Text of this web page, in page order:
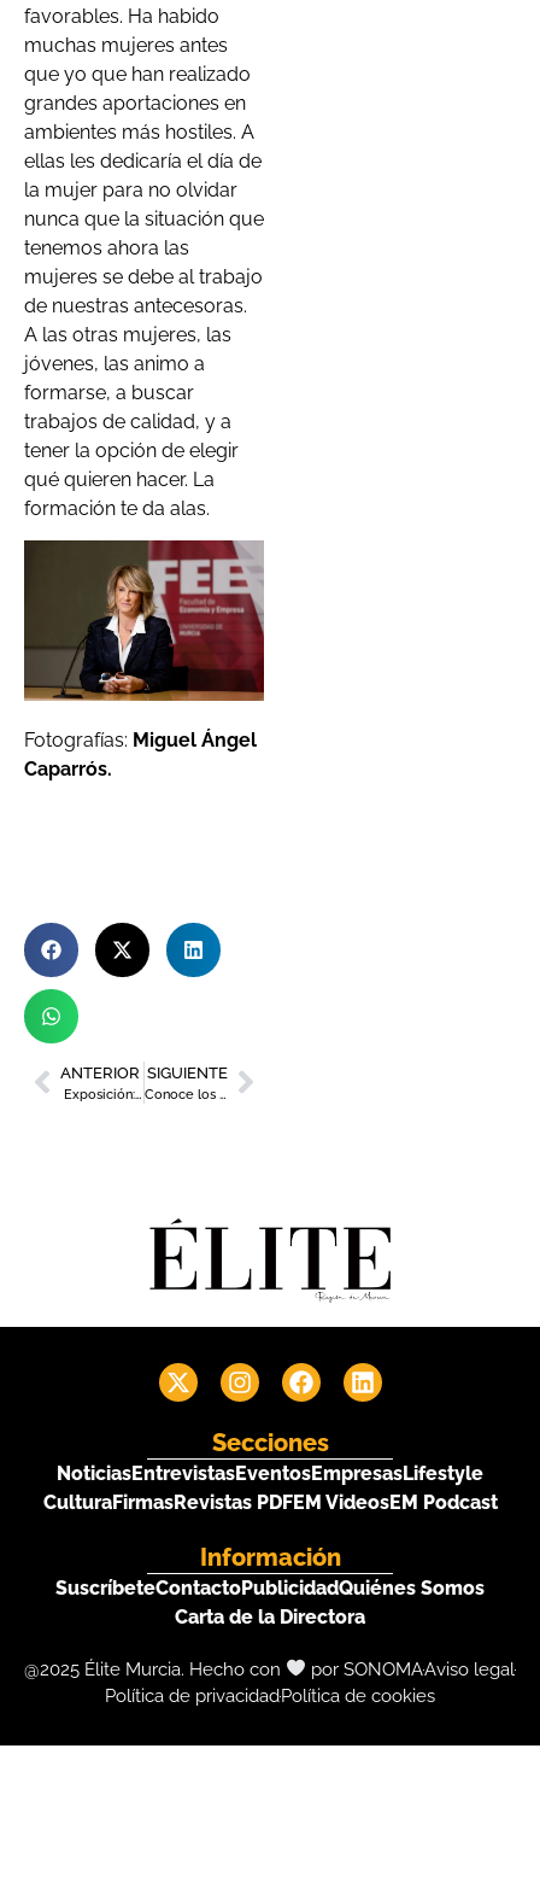
favorables. Ha habido
muchas mujeres antes
que yo que han realizado
grandes aportaciones en
ambientes más hostiles. A
ellas les dedicaría el día de
la mujer para no olvidar
nunca que la situación que
tenemos ahora las
mujeres se debe al trabajo
de nuestras antecesoras.
A las otras mujeres, las
jóvenes, las animo a
formarse, a buscar
trabajos de calidad, y a
tener la opción de elegir
qué quieren hacer. La
formación te da alas.
Fotografías: Miguel Ángel
Caparrós.
ANTERIOR
Exposición: “SORORIDAD ARTÍSTICA II”
SIGUIENTE
Conoce los cuatro nuevos restaurantes reconocidos por la Guía Repsol
Secciones
NoticiasEntrevistasEventosEmpresasLifestyle
CulturaFirmasRevistas PDFEM VideosEM Podcast
Información
SuscríbeteContactoPublicidadQuiénes Somos
Carta de la Directora
@2025 Élite Murcia. Hecho con por SONOMAAviso legal
Política de privacidadPolítica de cookies